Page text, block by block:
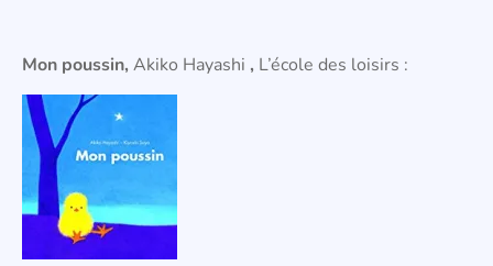
Mon poussin, Akiko Hayashi , L’école des loisirs :